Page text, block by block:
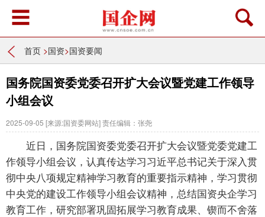
首页 >国资>国资要闻
国务院国资委党委召开扩大会议暨党建工作领导
小组会议
2025-09-05 [来源:国资委网站]责任编辑：张尧
近日，国务院国资委党委召开扩大会议暨党委党建工
作领导小组会议，认真传达学习习近平总书记关于深入贯
彻中央八项规定精神学习教育的重要指示精神，学习贯彻
中央党的建设工作领导小组会议精神，总结国资央企学习
教育工作，研究部署巩固拓展学习教育成果、锲而不舍落